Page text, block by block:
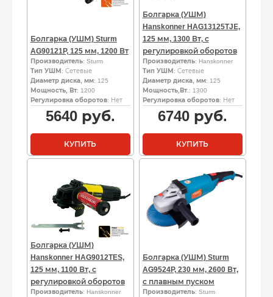
Болгарка (УШМ) Sturm
AG90121P, 125 мм, 1200 Вт
Производитель: Sturm
Тип УШМ : Сетевые
Диаметр диска, мм: 125
Мощность, Вт: 1200
Регулировка оборотов: Нет
5640руб.
КУПИТЬ
Болгарка (УШМ)
Hanskonner HAG13125TJЕ,
125 мм, 1300 Вт, с
регулировкой оборотов
Производитель: Hanskonner
Тип УШМ : Сетевые
Диаметр диска, мм: 125
Мощность,Вт. : 1300
Регулировка оборотов: Нет
6740руб.
КУПИТЬ
Болгарка (УШМ)
Hanskonner HAG9012TES,
125 мм, 1100 Вт, с
регулировкой оборотов
Производитель: Hanskonner
Болгарка (УШМ) Sturm
AG9524P, 230 мм, 2600 Вт,
с плавным пуском
Производитель: Sturm